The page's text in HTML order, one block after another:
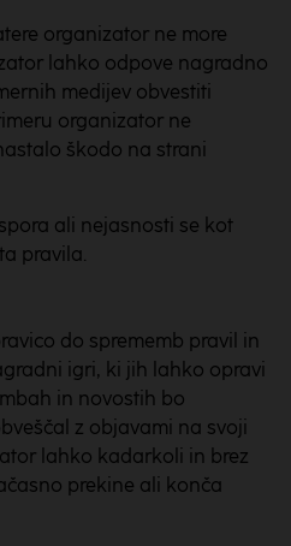
organizator ne more
lahko odpove nagradno
medijev obvestiti
organizator ne
škodo na strani
ali nejasnosti se kot
pravila.
do sprememb pravil in
igri, ki jih lahko opravi
in novostih bo
z objavami na svoji
lahko kadarkoli in brez
prekine ali konča